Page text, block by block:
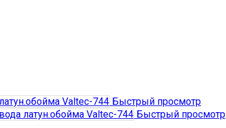
Быстрый просмотр
Быстрый просмотр